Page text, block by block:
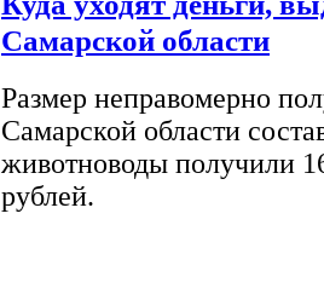
Самарской области
Размер неправомерно
Самарской области
животноводы получили
рублей.